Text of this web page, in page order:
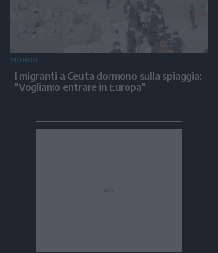
MONDO
I migranti a Ceuta dormono sulla spiaggia:
"Vogliamo entrare in Europa"